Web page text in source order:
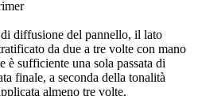
diffusione del pannello, il lato
da due a tre volte con mano
sufficiente una sola passata di
finale, a seconda della tonalità
almeno tre volte.